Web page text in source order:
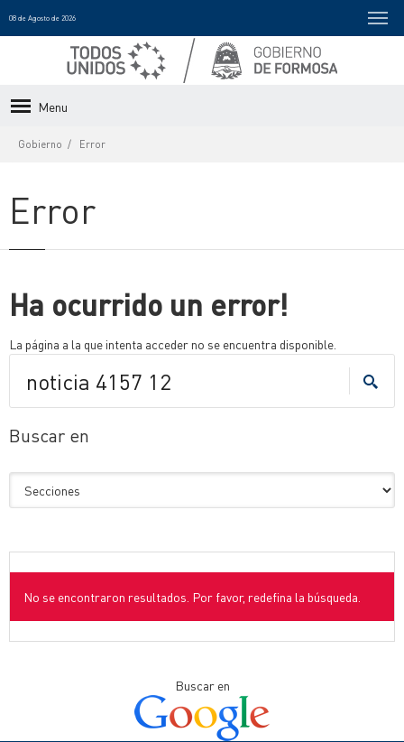
08 de Agosto de 2026
Menu
Gobierno Error
Error
Ha ocurrido un error!
La página a la que intenta acceder no se encuentra disponible.
Buscar en
No se encontraron resultados. Por favor, redefina la búsqueda.
Buscar en